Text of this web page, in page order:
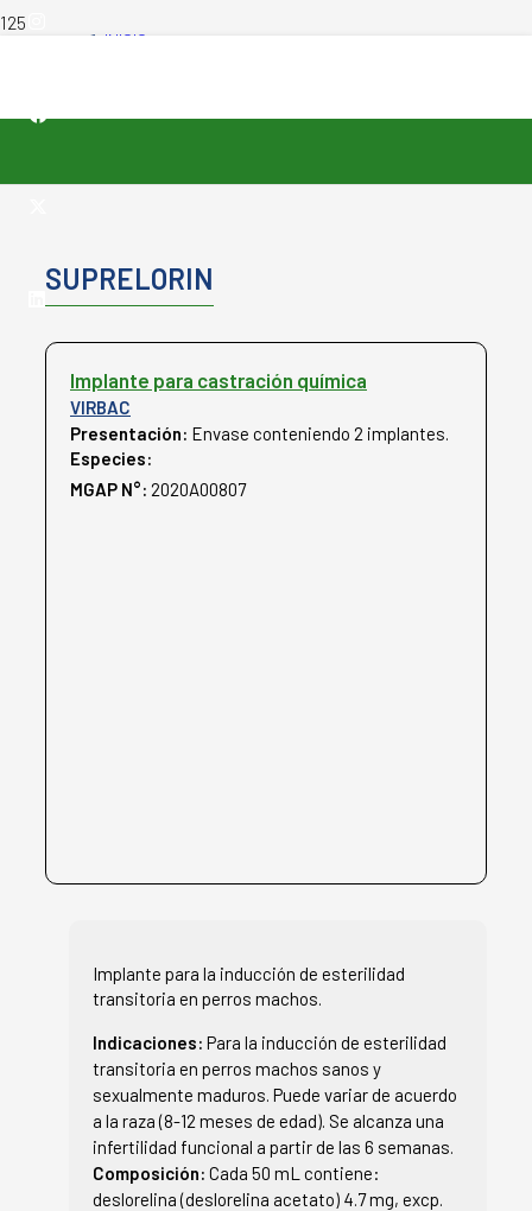
INICIO
SUPRELORIN
Implante para castración química
VIRBAC
Presentación: Envase conteniendo 2 implantes.
Especies:
MGAP N°: 2020A00807
Implante para la inducción de esterilidad
transitoria en perros machos.
Indicaciones: Para la inducción de esterilidad
transitoria en perros machos sanos y
sexualmente maduros. Puede variar de acuerdo
a la raza (8-12 meses de edad). Se alcanza una
infertilidad funcional a partir de las 6 semanas.
Composición: Cada 50 mL contiene:
deslorelina (deslorelina acetato) 4.7 mg, excp.